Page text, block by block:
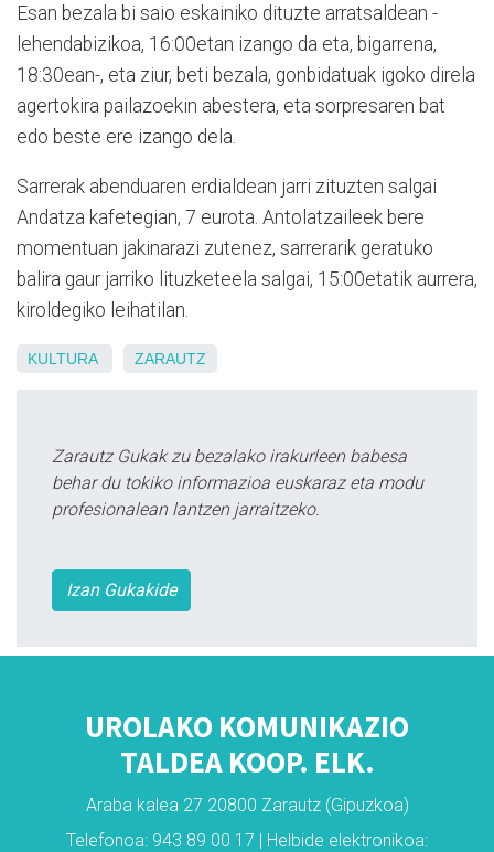
Esan bezala bi saio eskainiko dituzte arratsaldean -
lehendabizikoa, 16:00etan izango da eta, bigarrena,
18:30ean-, eta ziur, beti bezala, gonbidatuak igoko direla
agertokira pailazoekin abestera, eta sorpresaren bat
edo beste ere izango dela.
Sarrerak abenduaren erdialdean jarri zituzten salgai
Andatza kafetegian, 7 eurota. Antolatzaileek bere
momentuan jakinarazi zutenez, sarrerarik geratuko
balira gaur jarriko lituzketeela salgai, 15:00etatik aurrera,
kiroldegiko leihatilan.
KULTURA ZARAUTZ
Zarautz Gukak zu bezalako irakurleen babesa
behar du tokiko informazioa euskaraz eta modu
profesionalean lantzen jarraitzeko.
Izan Gukakide
UROLAKO KOMUNIKAZIO
TALDEA KOOP. ELK.
Araba kalea 27 20800 Zarautz (Gipuzkoa)
Telefonoa: 943 89 00 17 | Helbide elektronikoa: